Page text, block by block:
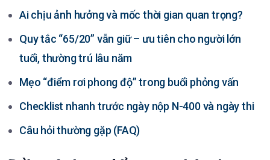
Ai chịu ảnh hưởng và mốc thời gian quan trọng?
Quy tắc “65/20” vẫn giữ – ưu tiên cho người lớn
tuổi, thường trú lâu năm
Mẹo “điểm rơi phong độ” trong buổi phỏng vấn
Checklist nhanh trước ngày nộp N-400 và ngày thi
Câu hỏi thường gặp (FAQ)